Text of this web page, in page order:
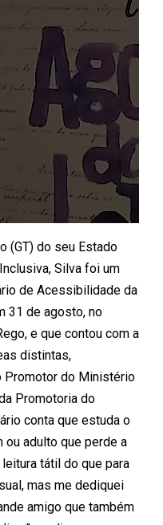
(GT) do seu Estado
Silva foi um
de Acessibilidade da
31 de agosto, no
e que contou com a
distintas,
do Ministério
Promotoria do
conta que estuda o
ou adulto que perde a
tátil do que para
mas me dediquei
amigo que também